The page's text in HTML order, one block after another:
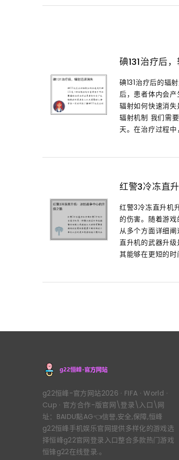
碘131治疗后
碘131治疗后的辐
后，患者体内会
辐射如何快速消失
辐射机制 我们需
天。在治疗过程中
红警3冷冻直
红警3冷冻直升机
的伤害。随着游
从多个方面详细
直升机的武器升
其能够在更短的
g22恒峰-官方网站2026 · FIFA · World ·
Cup · 官方合作-版官网\登录\入口\网
址：BAIDU點AG👈信誉,安全,保障,恒峰
g22恒峰手机娱乐官网提供多样化的游戏选
择恒峰g22官网登录入口整合多款热门游戏
恒锋g22在线登录.。